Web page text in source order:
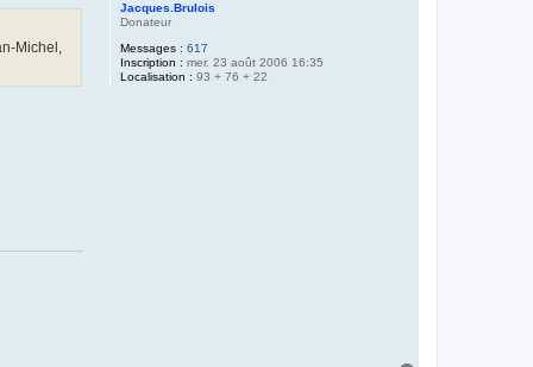
N
o
f
i
Jacques.Brulois
Donateur
Messages : 617
Inscription : mer. 23 août 2006 16:35
Localisation : 93 + 76 + 22
Michel,